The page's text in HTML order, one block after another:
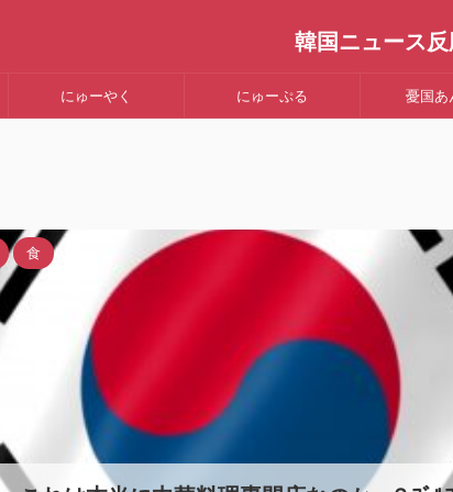
韓国ニュース
にゅーやく にゅーぷる 憂国あ
食